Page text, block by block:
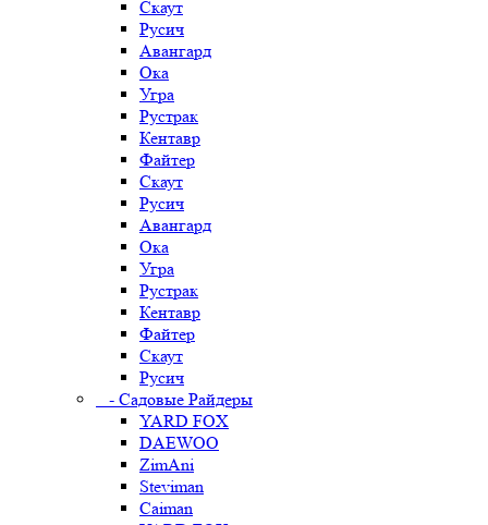
Скаут
Русич
Авангард
Ока
Угра
Рустрак
Кентавр
Файтер
Скаут
Русич
Авангард
Ока
Угра
Рустрак
Кентавр
Файтер
Скаут
Русич
- Садовые Райдеры
YARD FOX
DAEWOO
ZimAni
Steviman
Caiman